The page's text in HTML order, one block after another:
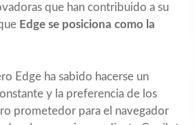
que han contribuido a su
Edge se posiciona como la
Edge ha sabido hacerse un
y la preferencia de los
prometedor para el navegador